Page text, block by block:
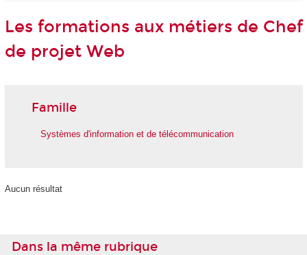
Les formations aux métiers de Chef
de projet Web
Famille
Systèmes d'information et de télécommunication
Aucun résultat
Dans la même rubrique